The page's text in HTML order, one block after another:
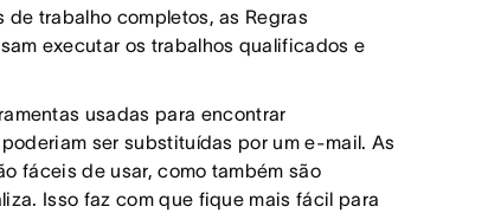
trabalho completos, as Regras
executar os trabalhos qualificados e
usadas para encontrar
ser substituídas por um e-mail. As
fáceis de usar, como também são
Isso faz com que fique mais fácil para